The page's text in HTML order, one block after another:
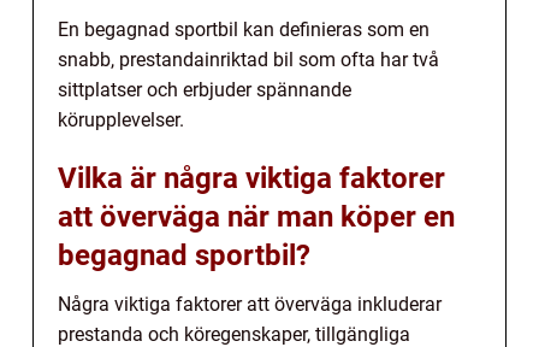
En begagnad sportbil kan definieras som en
snabb, prestandainriktad bil som ofta har två
sittplatser och erbjuder spännande
körupplevelser.
Vilka är några viktiga faktorer
att överväga när man köper en
begagnad sportbil?
Några viktiga faktorer att överväga inkluderar
prestanda och köregenskaper, tillgängliga